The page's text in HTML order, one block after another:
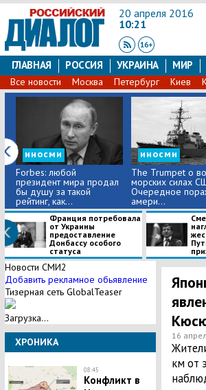
20 апреля 2016
10:21
ГЛАВНАЯ РОССИЯ УКРАИНА МИР
Все новости Москва Петербург Киев
иносми
Forbes: любой
президент мира продал
бы душу за такой
рейтинг, как...
иносми
The Trumpet о
морских силах
Очередное
амери...
Франция потребовала
от Украины
предоставление
Донбассу особого
статуса
Новости СМИ2
Добавить рекламное обьявление
Тизерная сеть GlobalTeaser
Загрузка...
ХРОНИКА
08:45
Конфликт в
16
км от